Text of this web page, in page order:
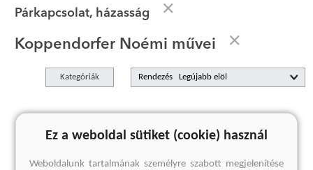
Párkapcsolat, házasság
Koppendorfer Noémi művei
Kategóriák Rendezés
A keresett kifejezésre nincs találat
Ez a weboldal sütiket (cookie) használ
Weboldalunk tartalmának személyre szabott megjelenítése